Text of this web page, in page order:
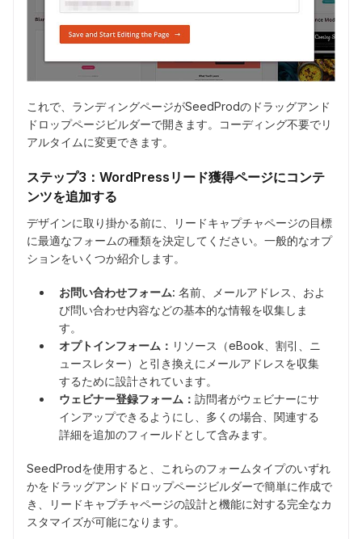
これで、ランディングページがSeedProdのドラッグアンド
ドロップページビルダーで開きます。コーディング不要でリ
アルタイムに変更できます。
ステップ3：WordPressリード獲得ページにコンテ
ンツを追加する
デザインに取り掛かる前に、リードキャプチャページの目標
に最適なフォームの種類を決定してください。一般的なオプ
ションをいくつか紹介します。
お問い合わせフォーム: 名前、メールアドレス、およ
び問い合わせ内容などの基本的な情報を収集しま
す。
オプトインフォーム： リソース（eBook、割引、ニ
ュースレター）と引き換えにメールアドレスを収集
するために設計されています。
ウェビナー登録フォーム： 訪問者がウェビナーにサ
インアップできるようにし、多くの場合、関連する
詳細を追加のフィールドとして含みます。
SeedProdを使用すると、これらのフォームタイプのいずれ
かをドラッグアンドドロップページビルダーで簡単に作成で
き、リードキャプチャページの設計と機能に対する完全なカ
スタマイズが可能になります。